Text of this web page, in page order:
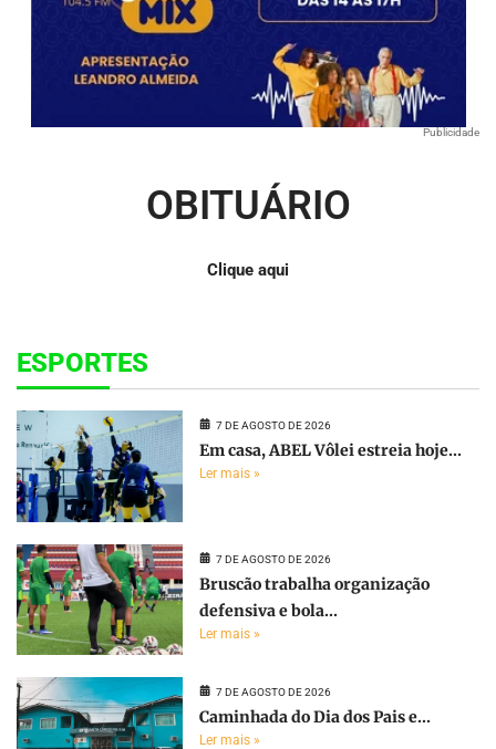
Publicidade
OBITUÁRIO
Clique aqui
ESPORTES
7 DE AGOSTO DE 2026
Em casa, ABEL Vôlei estreia hoje...
Ler mais »
7 DE AGOSTO DE 2026
Bruscão trabalha organização
defensiva e bola...
Ler mais »
7 DE AGOSTO DE 2026
Caminhada do Dia dos Pais e...
Ler mais »